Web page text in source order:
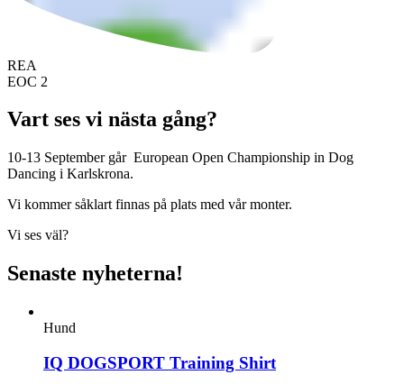
REA
EOC 2
Vart ses vi nästa gång?
10-13 September går European Open Championship in Dog
Dancing i Karlskrona.
Vi kommer såklart finnas på plats med vår monter.
Vi ses väl?
Senaste nyheterna!
Hund
IQ DOGSPORT Training Shirt